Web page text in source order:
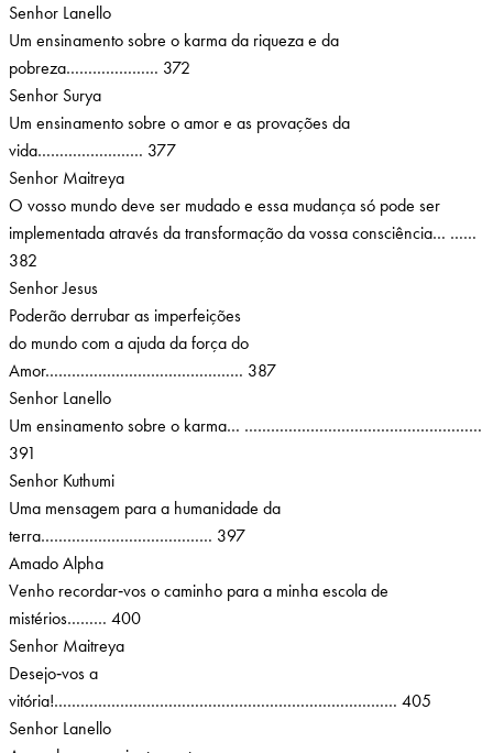
Senhor Lanello
Um ensinamento sobre o karma da riqueza e da
pobreza………………… 372
Senhor Surya
Um ensinamento sobre o amor e as provações da
vida…………………… 377
Senhor Maitreya
O vosso mundo deve ser mudado e essa mudança só pode ser
implementada através da transformação da vossa consciência… ……
382
Senhor Jesus
Poderão derrubar as imperfeições
do mundo com a ajuda da força do
Amor……………………………………… 387
Senhor Lanello
Um ensinamento sobre o karma… ………………………………………………
391
Senhor Kuthumi
Uma mensagem para a humanidade da
terra………………………………… 397
Amado Alpha
Venho recordar‑vos o caminho para a minha escola de
mistérios……… 400
Senhor Maitreya
Desejo‑vos a
vitória!…………………………………………………………………… 405
Senhor Lanello